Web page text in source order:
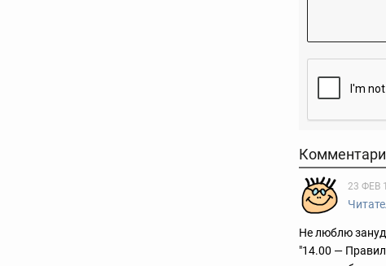
23 ФЕВ
Не люблю
"14.00 —